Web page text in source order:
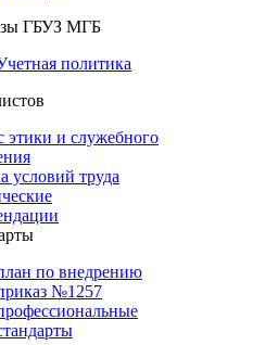
ГБУЗ МГБ
политика
этики и служебного
условий труда
по внедрению
№1257